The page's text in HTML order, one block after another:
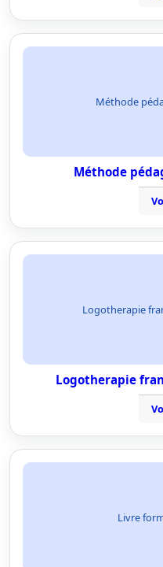
Méthode
Méthode
Logotherapie
Logotherapie
Livre